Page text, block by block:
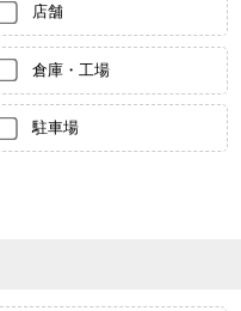
店舗
倉庫・工場
駐車場